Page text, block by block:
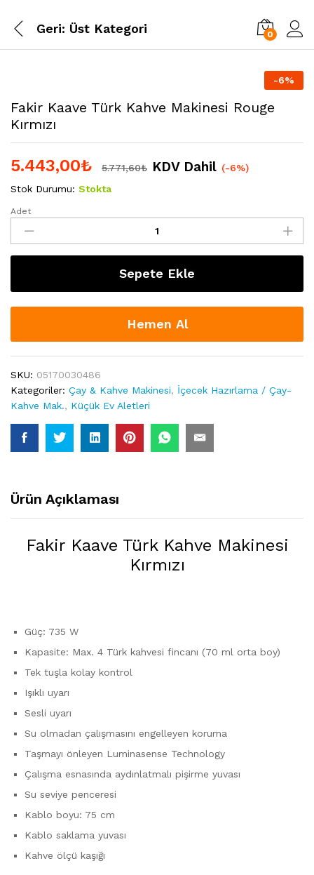
Geri: Üst Kategori 0
-6%
Fakir Kaave Türk Kahve Makinesi Rouge
Kırmızı
5.443,00₺ 5.771,60₺ KDV Dahil (-6%)
Stok Durumu: Stokta
Fakir
Kaave
Türk
Kahve
Rouge
Kırmızı
Adet
Sepete Ekle
Hemen Al
SKU: 05170030486
Kategoriler: Çay & Kahve Makinesi, İçecek Hazırlama / Çay-
Kahve Mak., Küçük Ev Aletleri
Ürün Açıklaması
Fakir Kaave Türk Kahve Makinesi
Kırmızı
Güç: 735 W
Kapasite: Max. 4 Türk kahvesi fincanı (70 ml orta boy)
Tek tuşla kolay kontrol
Işıklı uyarı
Sesli uyarı
Su olmadan çalışmasını engelleyen koruma
Taşmayı önleyen Luminasense Technology
Çalışma esnasında aydınlatmalı pişirme yuvası
Su seviye penceresi
Kablo boyu: 75 cm
Kablo saklama yuvası
Kahve ölçü kaşığı